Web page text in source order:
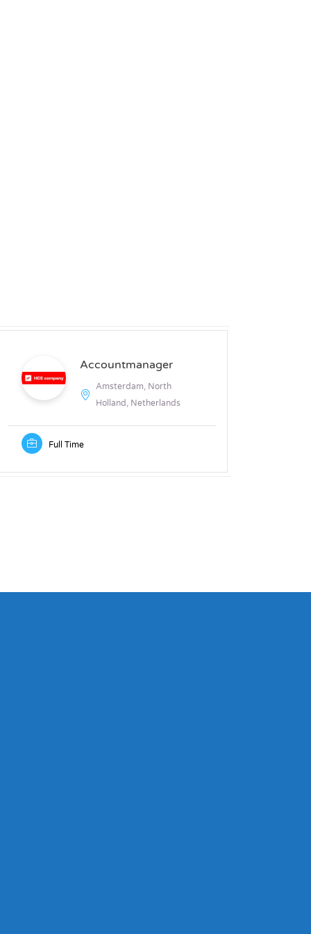
Accountmanager
Amsterdam, North
Holland, Netherlands
Full Time